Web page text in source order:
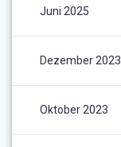
Juni 2025
Dezember 2023
Oktober 2023